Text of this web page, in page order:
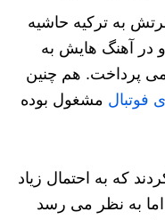
به ترکیه حاشیه
و در آهنگ‌ هایش به
پرداخت. هم چنین
فوتبال مشغول بوده
که به احتمال زیاد
اما به نظر می‌ رسد